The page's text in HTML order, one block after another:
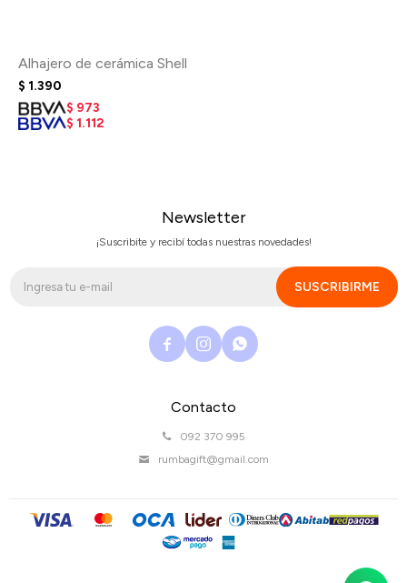
Alhajero de cerámica Shell
$ 1.390
$ 973
$ 1.112
Contacto
092 370 995
rumbagift@gmail.com
Newsletter
¡Suscribite y recibí todas nuestras novedades!
SUSCRIBIRME
  